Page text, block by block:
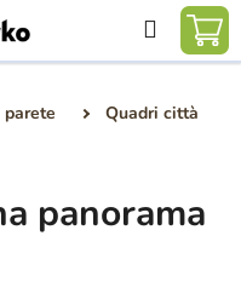
Ricerca
Quadri città
panorama